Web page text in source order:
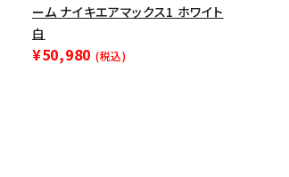
ーム ナイキエアマックス1 ホワイト
白
¥50,980 (税込)